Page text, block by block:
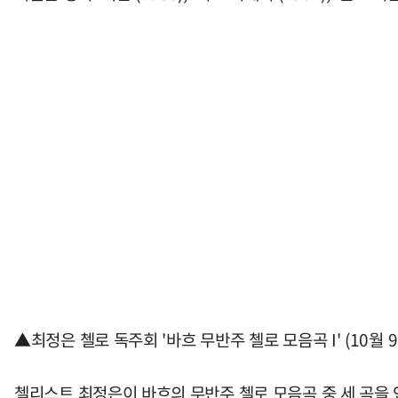
▲최정은 첼로 독주회 '바흐 무반주 첼로 모음곡 I' (10월
첼리스트 최정은이 바흐의 무반주 첼로 모음곡 중 세 곡을